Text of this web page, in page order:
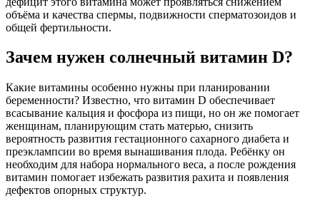
объёма и качества спермы, подвижности сперматозоидов и
общей фертильности.
Зачем нужен солнечный витамин D?
Какие витамины особенно нужны при планировании
беременности? Известно, что витамин D обеспечивает
всасывание кальция и фосфора из пищи, но он же помогает
женщинам, планирующим стать матерью, снизить
вероятность развития гестационного сахарного диабета и
преэклампсии во время вынашивания плода. Ребёнку он
необходим для набора нормального веса, а после рождения
витамин помогает избежать развития рахита и появления
дефектов опорных структур.